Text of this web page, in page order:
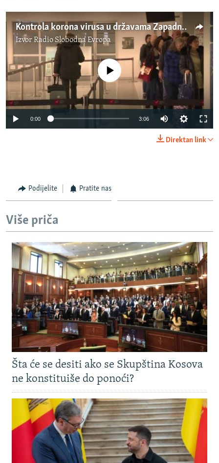
Kontrola korona virusa u državama Zapadnog Balkana
IzvorRadio Slobodna Evropa
1080p
No media source currently available
0:00 3:06
Direktan link
Podijelite Pratite nas
Više priča
Šta će se desiti ako se Skupština Kosova
ne konstituiše do ponoći?